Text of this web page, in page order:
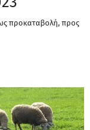
ως προκαταβολή, προς